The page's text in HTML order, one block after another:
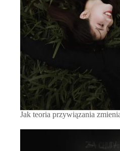
Jak teoria przywiązania